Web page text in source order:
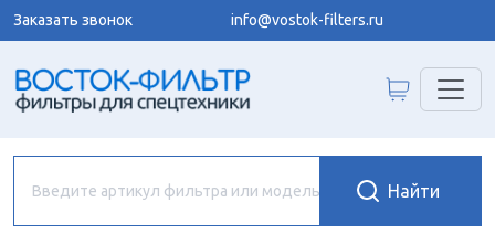
Заказать звонок info@vostok-filters.ru